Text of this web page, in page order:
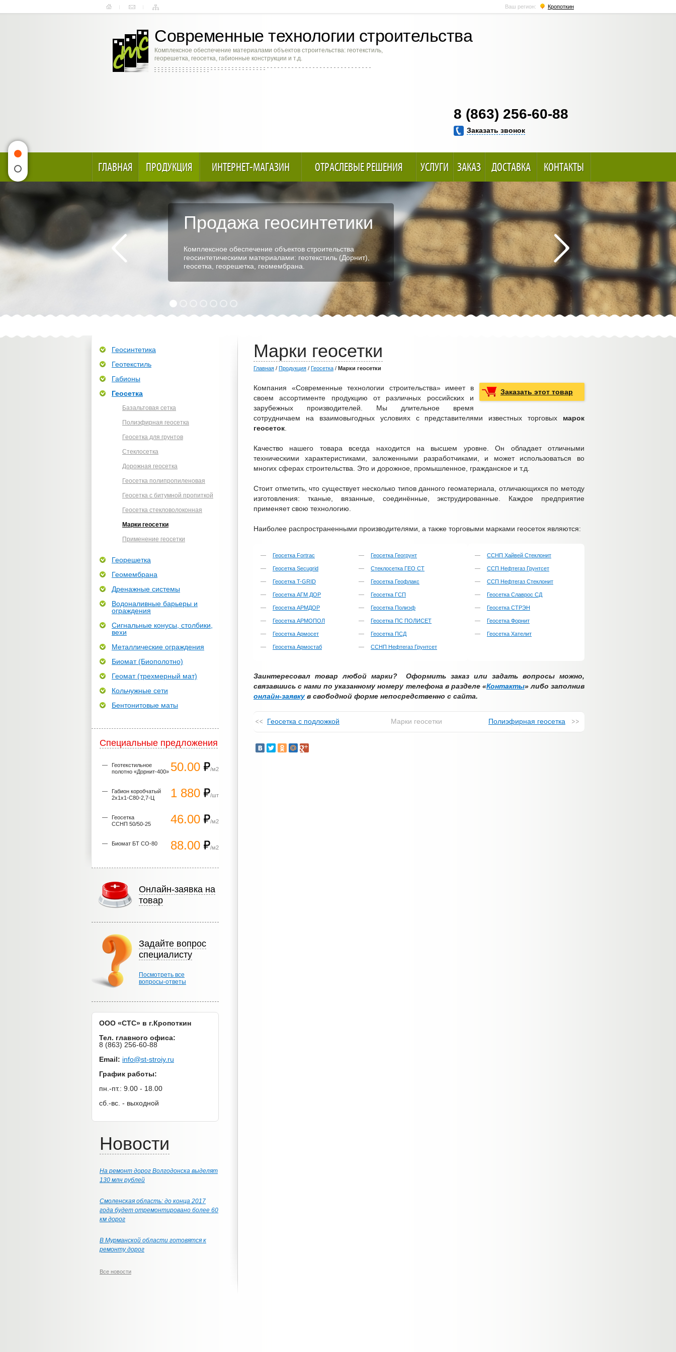
Ваш регион: Кропоткин
Современные технологии строительства
Комплексное обеспечение материалами объектов строительства: геотекстиль,
георешетка, геосетка, габионные конструкции и т.д.
8 (863) 256-60-88
Заказать звонок
ГЛАВНАЯ ПРОДУКЦИЯ ИНТЕРНЕТ-МАГАЗИН ОТРАСЛЕВЫЕ РЕШЕНИЯ УСЛУГИ ЗАКАЗ ДОСТАВКА КОНТАКТЫ
Продажа геосинтетики
Комплексное обеспечение объектов строительства
геосинтетическими материалами: геотекстиль (Дорнит),
геосетка, георешетка, геомембрана.
Марки геосетки
Главная / Продукция / Геосетка / Марки геосетки
Заказать этот товар
Компания «Современные технологии строительства» имеет в
своем ассортименте продукцию от различных российских и
зарубежных производителей. Мы длительное время
сотрудничаем на взаимовыгодных условиях с представителями известных торговых марок
геосеток
Качество нашего товара всегда находится на высшем уровне. Он обладает отличными
техническими характеристиками, заложенными разработчиками, и может использоваться во
многих сферах строительства. Это и дорожное, промышленное, гражданское и т.д.
Стоит отметить, что существует несколько типов данного геоматериала, отличающихся по методу
изготовления: тканые, вязанные, соединённые, экструдированные. Каждое предприятие
применяет свою технологию.
Наиболее распространенными производителями, а также торговыми марками геосеток являются:
Геосетка Fortrac
Геосетка Secugrid
Геосетка T-GRID
Геосетка АГМ ДОР
Геосетка АРМДОР
Геосетка АРМОПОЛ
Геосетка Армосет
Геосетка Армостаб
Геосетка Геогрунт
Стеклосетка ГЕО СТ
Геосетка Геофлакс
Геосетка ГСП
Геосетка Полиэф
Геосетка ПС ПОЛИСЕТ
Геосетка ПСД
ССНП Нефтегаз Грунтсет
ССНП Хайвей Стеклонит
ССП Нефтегаз Грунтсет
ССП Нефтегаз Стеклонит
Геосетка Славрос СД
Геосетка СТРЭН
Геосетка Форнит
Геосетка Хателит
Заинтересовал товар любой марки? Оформить заказ или задать вопросы можно,
связавшись с нами по указанному номеру телефона в разделе «Контакты» либо заполнив
онлайн-заявкув свободной форме непосредственно с сайта.
Геосетка с подложкой Марки геосетки Полиэфирная геосетка
Геосинтетика
Геотекстиль
Габионы
Геосетка
Базальтовая сетка
Полиэфирная геосетка
Геосетка для грунтов
Стеклосетка
Дорожная геосетка
Геосетка полипропиленовая
Геосетка с битумной пропиткой
Геосетка стекловолоконная
Марки геосетки
Применение геосетки
Георешетка
Геомембрана
Дренажные системы
Водоналивные барьеры и
ограждения
Сигнальные конусы, столбики,
вехи
Металлические ограждения
Биомат (Биополотно)
Геомат (трехмерный мат)
Кольчужные сети
Бентонитовые маты
Специальные предложения
50.00 /м2
Геотекстильное
полотно «Дорнит-400»
1 880 /шт
Габион коробчатый
2х1х1-С80-2,7-Ц
46.00 /м2
Геосетка
ССНП 50/50-25
88.00 /м2
Биомат БТ СО-80
Онлайн-заявка на
товар
Задайте вопрос
специалисту
Посмотреть все
вопросы-ответы
ООО «СТС» в г.Кропоткин
Тел. главного офиса:
8 (863) 256-60-88
Email: info@st-stroiy.ru
График работы:
пн.-пт.: 9.00 - 18.00
сб.-вс. - выходной
Новости
На ремонт дорог Волгодонска выделят
130 млн рублей
Смоленская область: до конца 2017
года будет отремонтировано более 60
км дорог
В Мурманской области готовятся к
ремонту дорог
Все новости